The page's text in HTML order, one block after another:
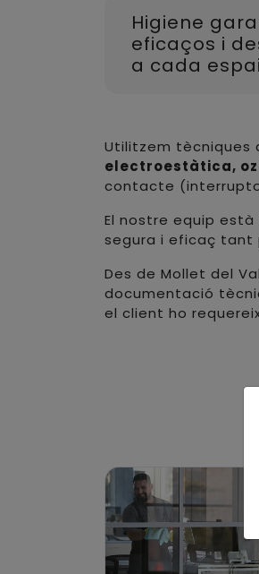
Higiene
eficaços i
a cada
Utilitzem tècniques
electroestàtica,
contacte
El nostre equip
segura i eficaç tant
Des de Mollet del
documentació
el client ho